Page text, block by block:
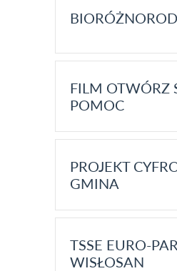
FILM OTWÓRZ
POMOC
PROJEKT
GMINA
TSSE EURO-
WISŁOSAN